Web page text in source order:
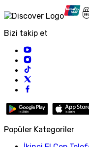
Bizi takip et
Popüler Kategoriler